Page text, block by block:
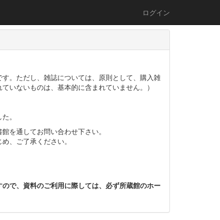
ログイン
。ただし、雑誌については、原則として、購入雑
いないものは、基本的に含まれていません。）
。
を通してお問い合わせ下さい。
、ご了承ください。
で、資料のご利用に際しては、必ず所蔵館のホー